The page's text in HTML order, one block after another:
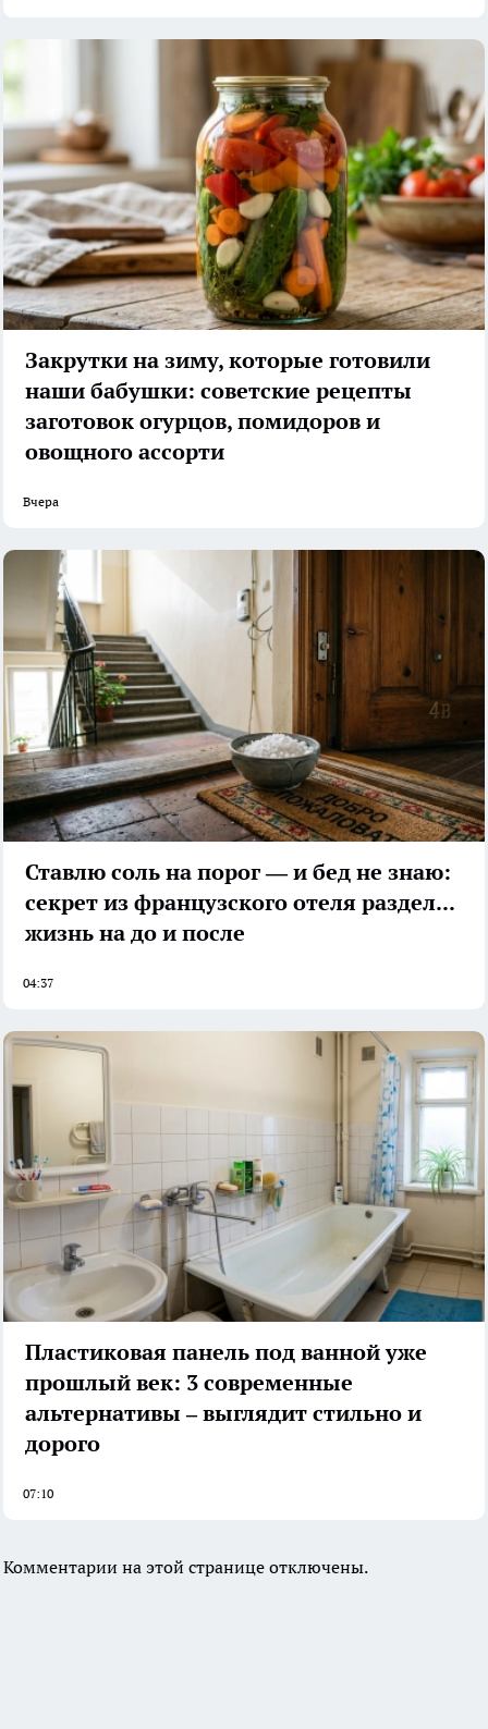
Закрутки на зиму, которые готовили
наши бабушки: советские рецепты
заготовок огурцов, помидоров и
овощного ассорти
Вчера
Ставлю соль на порог — и бед не знаю:
секрет из французского отеля разделил
жизнь на до и после
04:37
Пластиковая панель под ванной уже
прошлый век: 3 современные
альтернативы – выглядит стильно и
дорого
07:10
Комментарии на этой странице отключены.